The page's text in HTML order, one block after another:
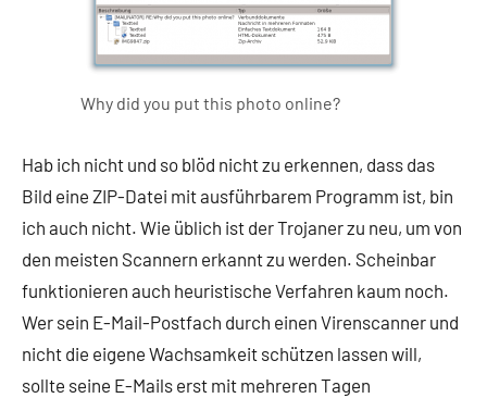
Why did you put this photo online?
Hab ich nicht und so blöd nicht zu erkennen, dass das
Bild eine ZIP-Datei mit ausführbarem Programm ist, bin
ich auch nicht. Wie üblich ist der Trojaner zu neu, um von
den meisten Scannern erkannt zu werden. Scheinbar
funktionieren auch heuristische Verfahren kaum noch.
Wer sein E-Mail-Postfach durch einen Virenscanner und
nicht die eigene Wachsamkeit schützen lassen will,
sollte seine E-Mails erst mit mehreren Tagen